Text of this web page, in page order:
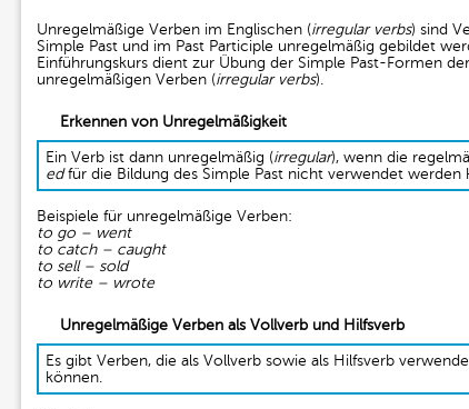
Unregelmäßige Verben im Englischen (irregular verbs) sind
Simple Past und im Past Participle unregelmäßig gebildet
Einführungskurs dient zur Übung der Simple Past-Formen der
unregelmäßigen Verben (irregular verbs).
Erkennen von Unregelmäßigkeit
Ein Verb ist dann unregelmäßig (irregular), wenn die
edfür die Bildung des Simple Past nicht verwendet werden
Beispiele für unregelmäßige Verben:
to go – went
to catch – caught
to sell – sold
to write – wrote
Unregelmäßige Verben als Vollverb und Hilfsverb
Es gibt Verben, die als Vollverb sowie als Hilfsverb
können.